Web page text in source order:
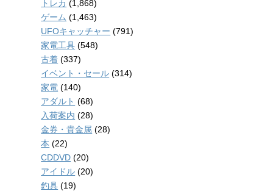
トレカ (1,868)
ゲーム (1,463)
UFOキャッチャー (791)
家電工具 (548)
古着 (337)
イベント・セール (314)
家電 (140)
アダルト (68)
入荷案内 (28)
金券・貴金属 (28)
本 (22)
CDDVD (20)
アイドル (20)
釣具 (19)